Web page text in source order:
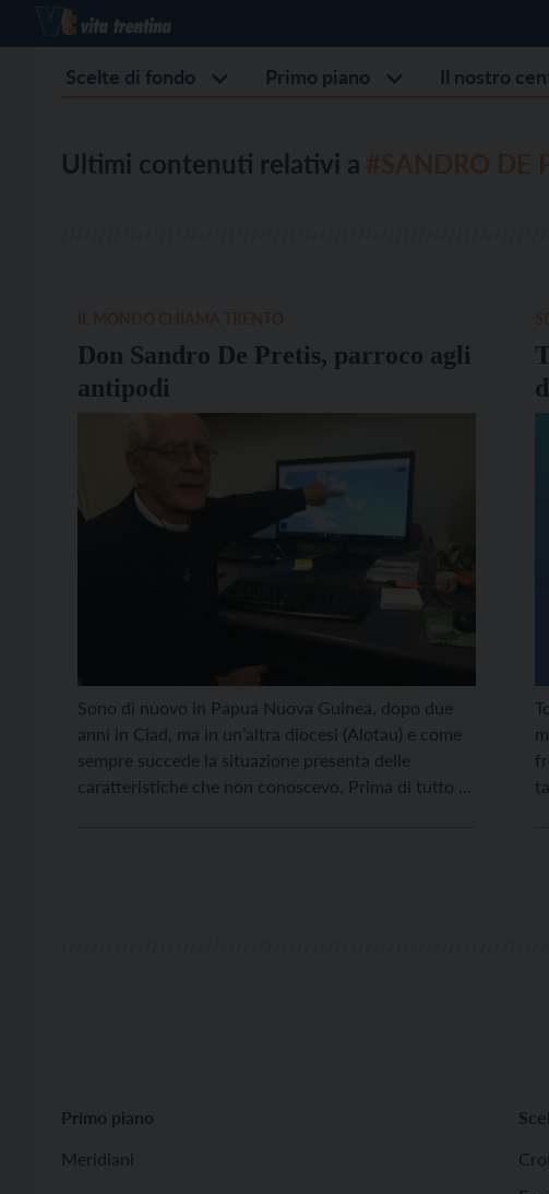
Scelte di fondo Primo piano Il nostro
Ultimi contenuti relativi a
Don Sandro De Pretis, parroco agli
antipodi
Sono di nuovo in Papua Nuova Guinea, dopo due
anni in Ciad, ma in un’altra diocesi (Alotau) e come
sempre succede la situazione presenta delle
caratteristiche che non conoscevo. Prima di tutto la
Primo piano
Meridiani